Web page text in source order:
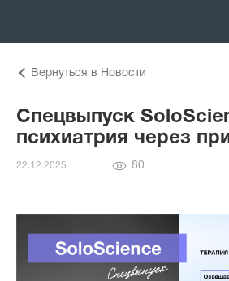
Вернуться в Новости
Спецвыпуск
психиатрия через
22.12.2025
Количество
80